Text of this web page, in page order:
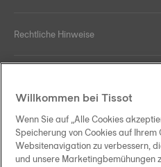
Rechtliche Hinweise
Ihre Vorteile
Willkommen bei Tissot
Wenn Sie auf „Alle Cookies
Speicherung von Cookies auf Ihrem
Websitenavigation zu verbessern,
und unsere Marketingbemühungen